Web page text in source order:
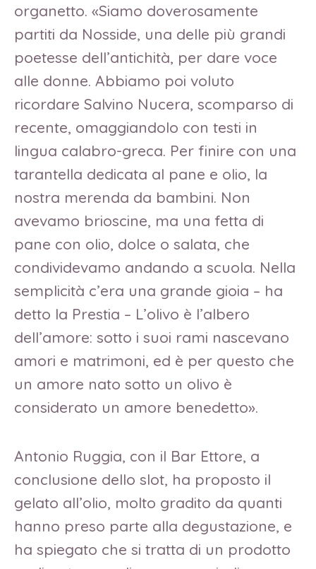
organetto. «Siamo doverosamente
partiti da Nosside, una delle più grandi
poetesse dell’antichità, per dare voce
alle donne. Abbiamo poi voluto
ricordare Salvino Nucera, scomparso di
recente, omaggiandolo con testi in
lingua calabro-greca. Per finire con una
tarantella dedicata al pane e olio, la
nostra merenda da bambini. Non
avevamo brioscine, ma una fetta di
pane con olio, dolce o salata, che
condividevamo andando a scuola. Nella
semplicità c’era una grande gioia – ha
detto la Prestia – L’olivo è l’albero
dell’amore: sotto i suoi rami nascevano
amori e matrimoni, ed è per questo che
un amore nato sotto un olivo è
considerato un amore benedetto».
Antonio Ruggia, con il Bar Ettore, a
conclusione dello slot, ha proposto il
gelato all’olio, molto gradito da quanti
hanno preso parte alla degustazione, e
ha spiegato che si tratta di un prodotto